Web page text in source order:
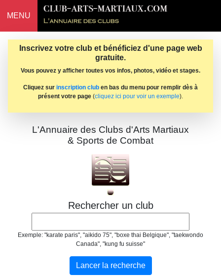
MENU
Inscrivez votre club et bénéficiez d'une page web
gratuite.
Vous pouvez y afficher toutes vos infos, photos, vidéo et stages.
Cliquez sur inscription club en bas du menu pour remplir dès à
présent votre page (cliquez ici pour voir un exemple).
L'Annuaire des Clubs d'Arts Martiaux
& Sports de Combat
Rechercher un club
Exemple: "karate paris", "aikido 75", "boxe thai Belgique", "taekwondo
Canada", "kung fu suisse"